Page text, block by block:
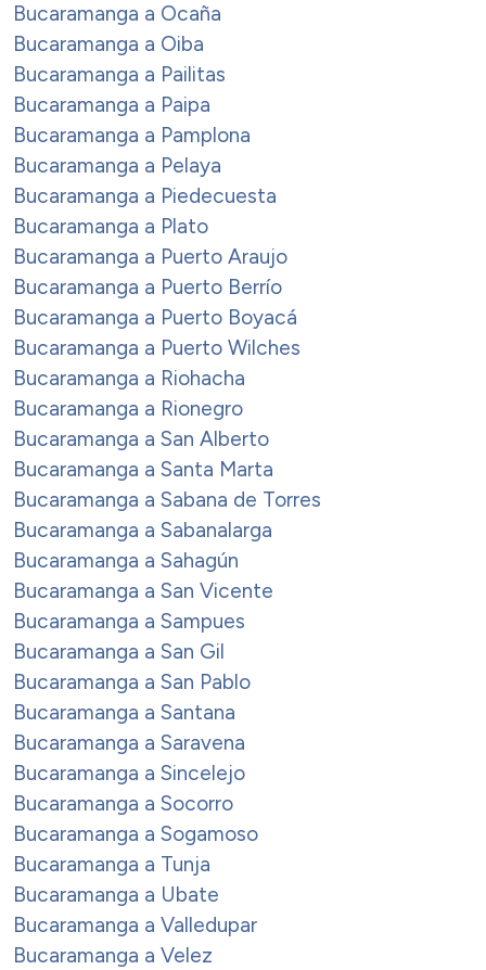
Bucaramanga a Ocaña
Bucaramanga a Oiba
Bucaramanga a Pailitas
Bucaramanga a Paipa
Bucaramanga a Pamplona
Bucaramanga a Pelaya
Bucaramanga a Piedecuesta
Bucaramanga a Plato
Bucaramanga a Puerto Araujo
Bucaramanga a Puerto Berrío
Bucaramanga a Puerto Boyacá
Bucaramanga a Puerto Wilches
Bucaramanga a Riohacha
Bucaramanga a Rionegro
Bucaramanga a San Alberto
Bucaramanga a Santa Marta
Bucaramanga a Sabana de Torres
Bucaramanga a Sabanalarga
Bucaramanga a Sahagún
Bucaramanga a San Vicente
Bucaramanga a Sampues
Bucaramanga a San Gil
Bucaramanga a San Pablo
Bucaramanga a Santana
Bucaramanga a Saravena
Bucaramanga a Sincelejo
Bucaramanga a Socorro
Bucaramanga a Sogamoso
Bucaramanga a Tunja
Bucaramanga a Ubate
Bucaramanga a Valledupar
Bucaramanga a Velez